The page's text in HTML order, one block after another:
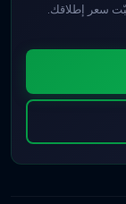
سعر إطلاقك.